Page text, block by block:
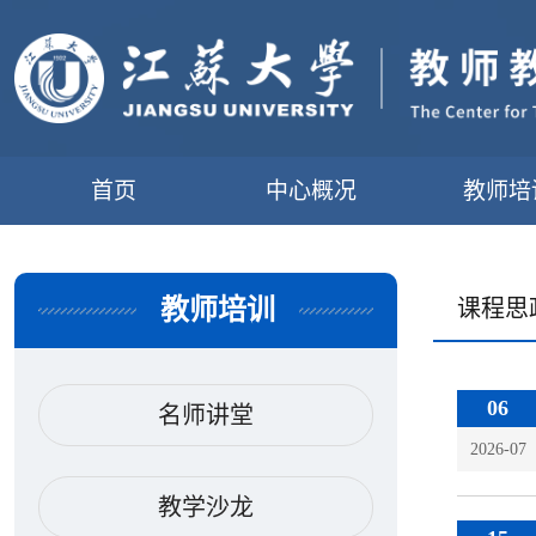
首页 中心概况 教师培
教师培训
名师讲堂
教学沙龙
课程思
06
2026-07